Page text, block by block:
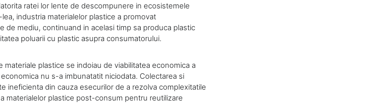
ratei lor lente de descompunere in ecosistemele
industria materialelor plastice a promovat
de mediu, continuand in acelasi timp sa produca plastic
poluarii cu plastic asupra consumatorului.
materiale plastice se indoiau de viabilitatea economica a
nu s-a imbunatatit niciodata. Colectarea si
ineficienta din cauza esecurilor de a rezolva complexitatile
materialelor plastice post-consum pentru reutilizare